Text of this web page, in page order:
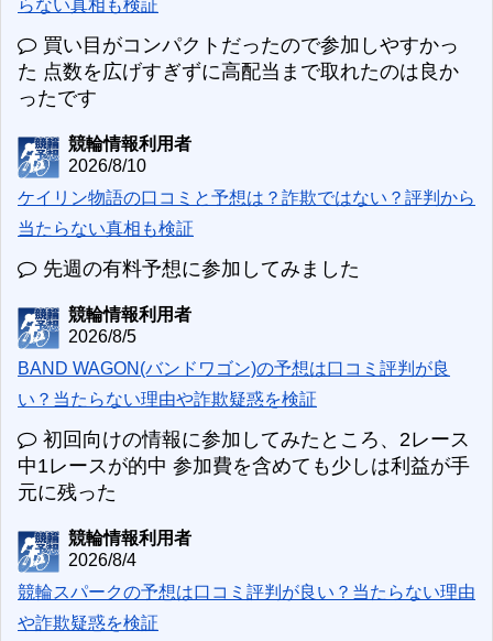
らない真相も検証
買い目がコンパクトだったので参加しやすかっ
た 点数を広げすぎずに高配当まで取れたのは良か
ったです
競輪情報利用者
2026/8/10
ケイリン物語の口コミと予想は？詐欺ではない？評判から
当たらない真相も検証
先週の有料予想に参加してみました
競輪情報利用者
2026/8/5
BAND WAGON(バンドワゴン)の予想は口コミ評判が良
い？当たらない理由や詐欺疑惑を検証
初回向けの情報に参加してみたところ、2レース
中1レースが的中 参加費を含めても少しは利益が手
元に残った
競輪情報利用者
2026/8/4
競輪スパークの予想は口コミ評判が良い？当たらない理由
や詐欺疑惑を検証